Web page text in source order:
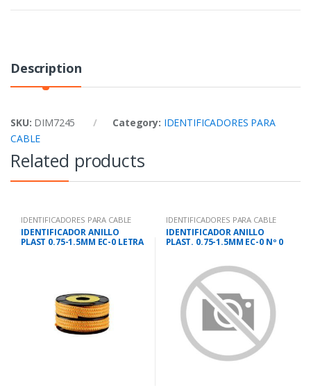
Description
SKU: DIM7245 Category: IDENTIFICADORES PARA
CABLE
Related products
IDENTIFICADORES PARA CABLE
IDENTIFICADOR ANILLO
PLAST 0.75-1.5MM EC-0 LETRA
IDENTIFICADORES PARA CABLE
IDENTIFICADOR ANILLO
PLAST. 0.75-1.5MM EC-0 Nº 0